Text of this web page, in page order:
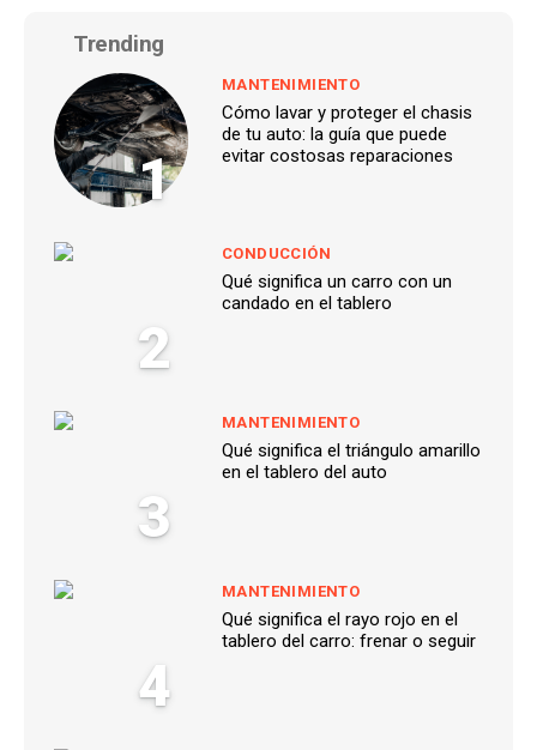
Trending
1
MANTENIMIENTO
Cómo lavar y proteger el chasis
de tu auto: la guía que puede
evitar costosas reparaciones
2
CONDUCCIÓN
Qué significa un carro con un
candado en el tablero
3
MANTENIMIENTO
Qué significa el triángulo amarillo
en el tablero del auto
4
MANTENIMIENTO
Qué significa el rayo rojo en el
tablero del carro: frenar o seguir